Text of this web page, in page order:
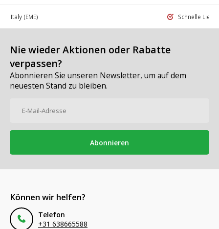
in Italy (EME) Schnelle
Nie wieder Aktionen oder Rabatte
verpassen?
Abonnieren Sie unseren Newsletter, um auf dem
neuesten Stand zu bleiben.
Abonnieren
Können wir helfen?
Telefon
+31 638665588